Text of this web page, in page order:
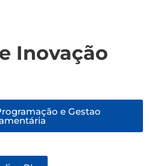
Inovação
e Gestao